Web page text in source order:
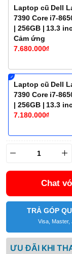
Laptop cũ Dell
7390 Core i7-
| 256GB | 13.3
Cảm ứng
7.680.000₫
Laptop cũ Dell
7390 Core i7-
| 256GB | 13.3
7.180.000₫
Chat
TRẢ GÓP
Visa, Master,
ƯU ĐÃI KHI